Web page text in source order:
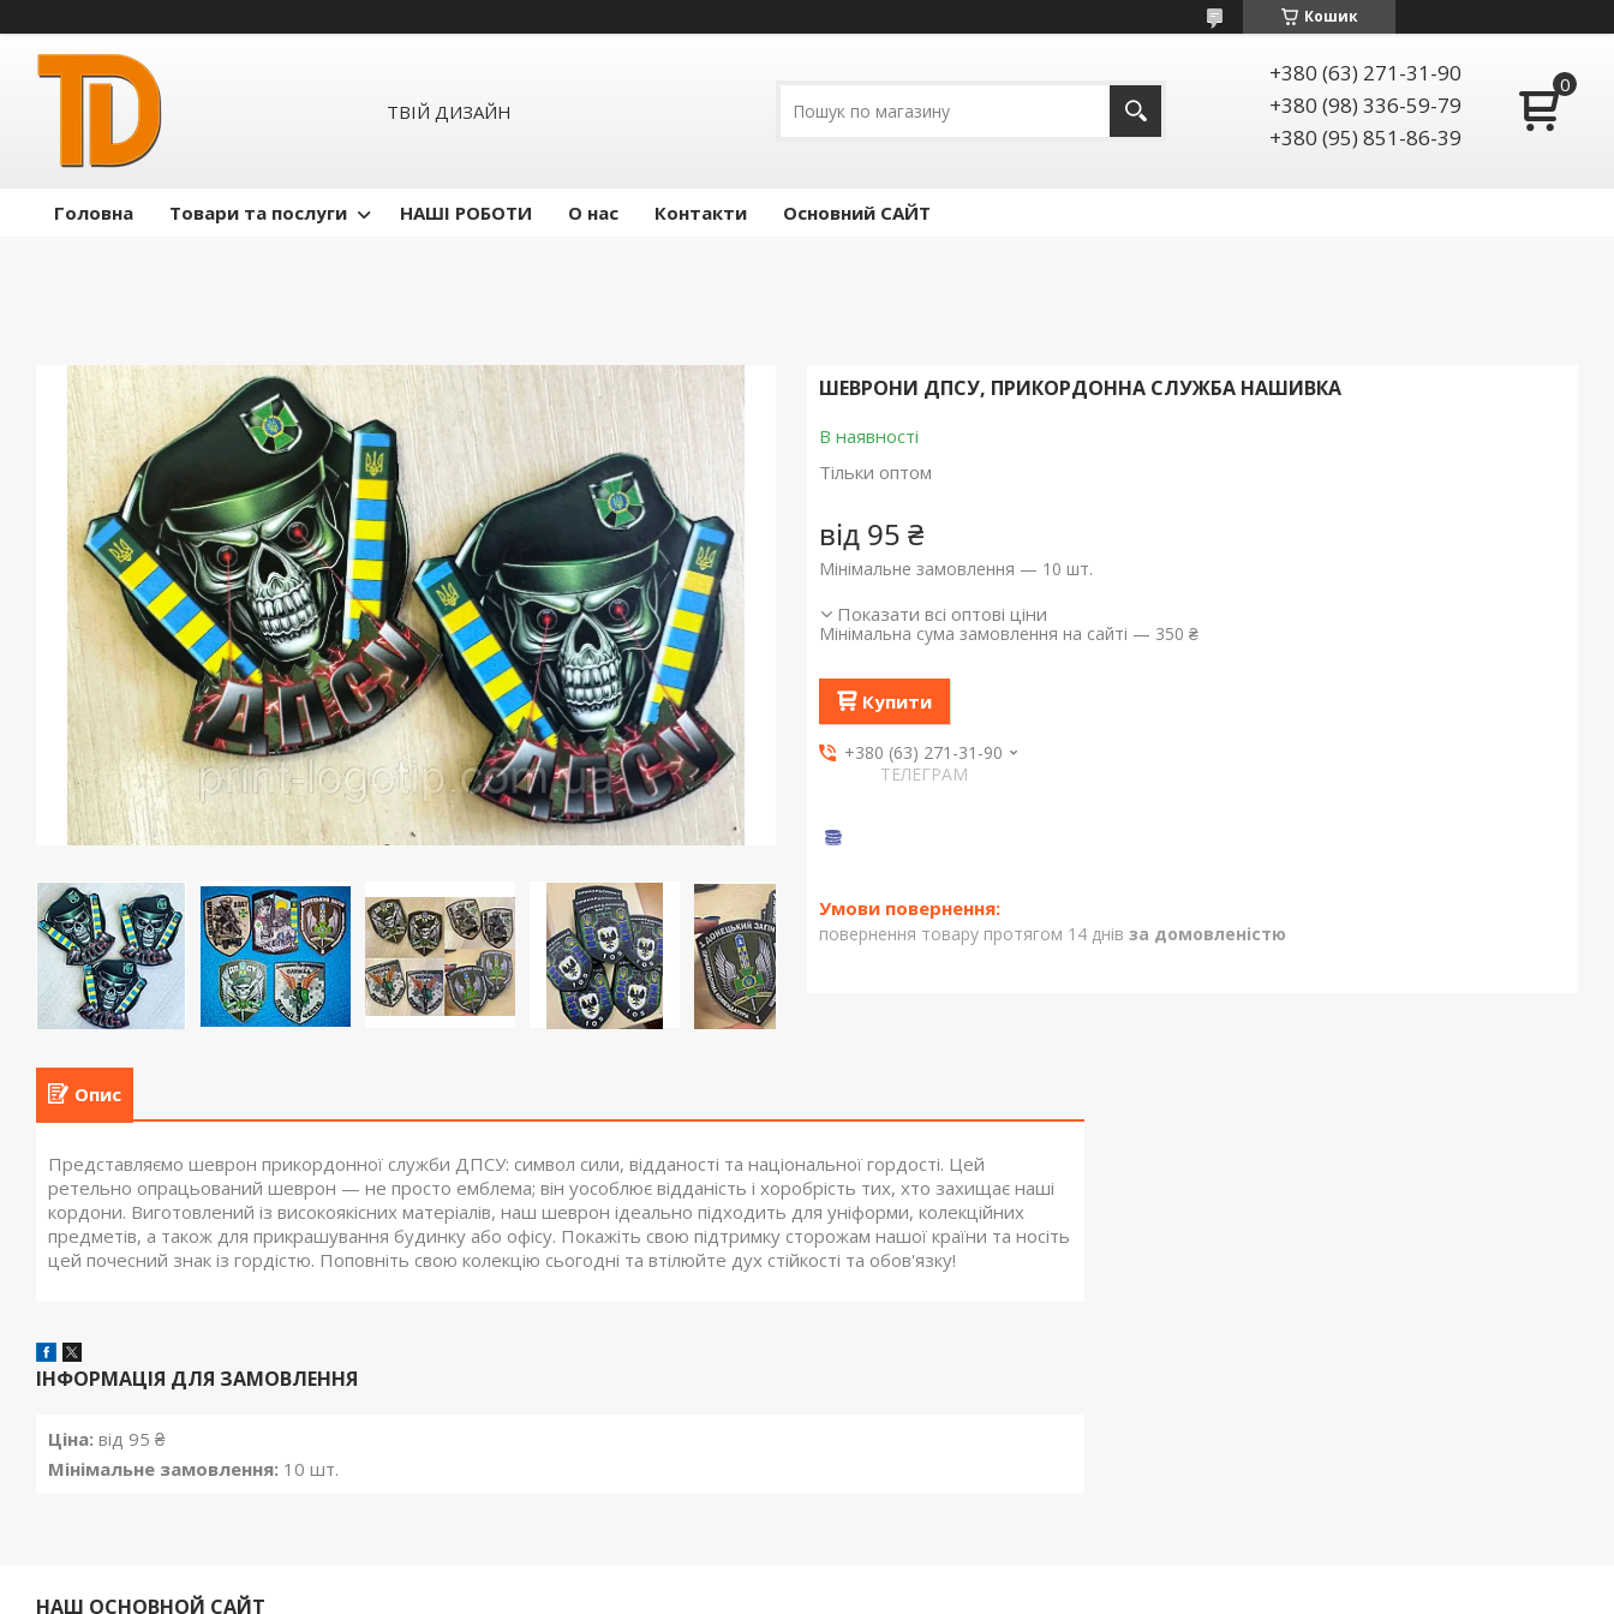
Кошик
ТВІЙ ДИЗАЙН
+380 (63) 271-31-90
+380 (98) 336-59-79
+380 (95) 851-86-39
Головна Товари та послуги НАШІ РОБОТИ О нас Контакти Основний САЙТ
ШЕВРОНИ ДПСУ, ПРИКОРДОННА СЛУЖБА НАШИВКА
В наявності
Тільки оптом
від 95 ₴
Мінімальне замовлення — 10 шт.
Показати всі оптові ціни
Мінімальна сума замовлення на сайті — 350 ₴
Купити
+380 (63) 271-31-90
ТЕЛЕГРАМ
повернення товару протягом 14 днів за домовленістю
Опис
Представляємо шеврон прикордонної служби ДПСУ: символ сили, відданості та національної гордості. Цей
ретельно опрацьований шеврон — не просто емблема; він уособлює відданість і хоробрість тих, хто захищає наші
кордони. Виготовлений із високоякісних матеріалів, наш шеврон ідеально підходить для уніформи, колекційних
предметів, а також для прикрашування будинку або офісу. Покажіть свою підтримку сторожам нашої країни та носіть
цей почесний знак із гордістю. Поповніть свою колекцію сьогодні та втілюйте дух стійкості та обов'язку!
ІНФОРМАЦІЯ ДЛЯ ЗАМОВЛЕННЯ
Ціна: від 95 ₴
Мінімальне замовлення: 10 шт.
НАШ ОСНОВНОЙ САЙТ